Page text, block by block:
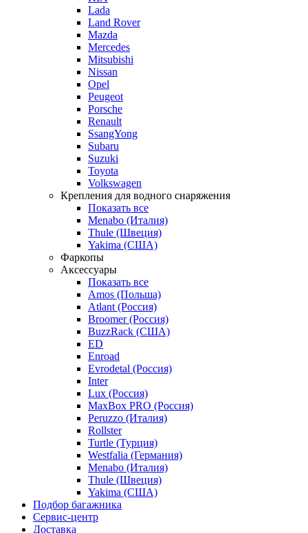
Lada
Land Rover
Mazda
Mercedes
Mitsubishi
Nissan
Opel
Peugeot
Porsche
Renault
SsangYong
Subaru
Suzuki
Toyota
Volkswagen
Крепления для водного снаряжения
Показать все
Menabo (Италия)
Thule (Швеция)
Yakima (США)
Фаркопы
Аксессуары
Показать все
Amos (Польша)
Atlant (Россия)
Broomer (Россия)
BuzzRack (США)
ED
Enroad
Evrodetal (Россия)
Inter
Lux (Россия)
MaxBox PRO (Россия)
Peruzzo (Италия)
Rollster
Turtle (Турция)
Westfalia (Германия)
Menabo (Италия)
Thule (Швеция)
Yakima (США)
Подбор багажника
Сервис-центр
Доставка